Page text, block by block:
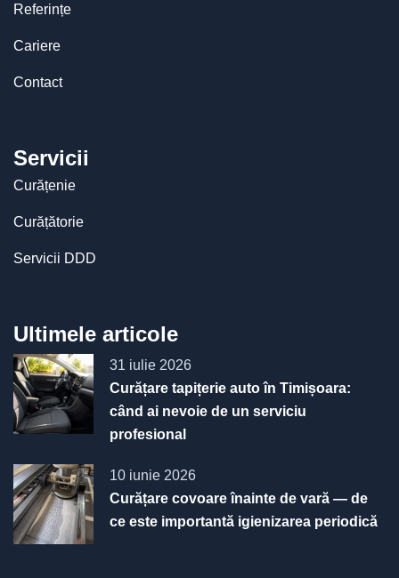
Referințe
Cariere
Contact
Servicii
Curățenie
Curățătorie
Servicii DDD
Ultimele articole
31 iulie 2026
Curățare tapițerie auto în Timișoara:
când ai nevoie de un serviciu
profesional
10 iunie 2026
Curățare covoare înainte de vară — de
ce este importantă igienizarea periodică